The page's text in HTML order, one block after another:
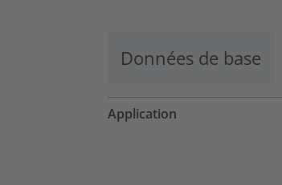
Données de base
Application